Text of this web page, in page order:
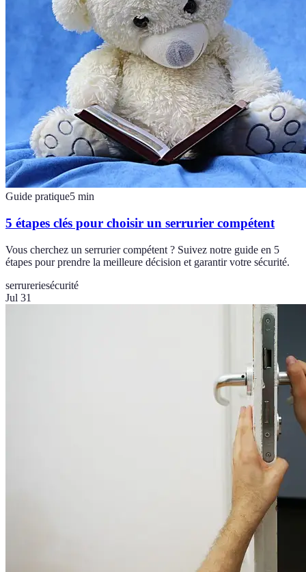
Guide pratique5 min
5 étapes clés pour choisir un serrurier compétent
Vous cherchez un serrurier compétent ? Suivez notre guide en 5
étapes pour prendre la meilleure décision et garantir votre sécurité.
serrureriesécurité
Jul 31